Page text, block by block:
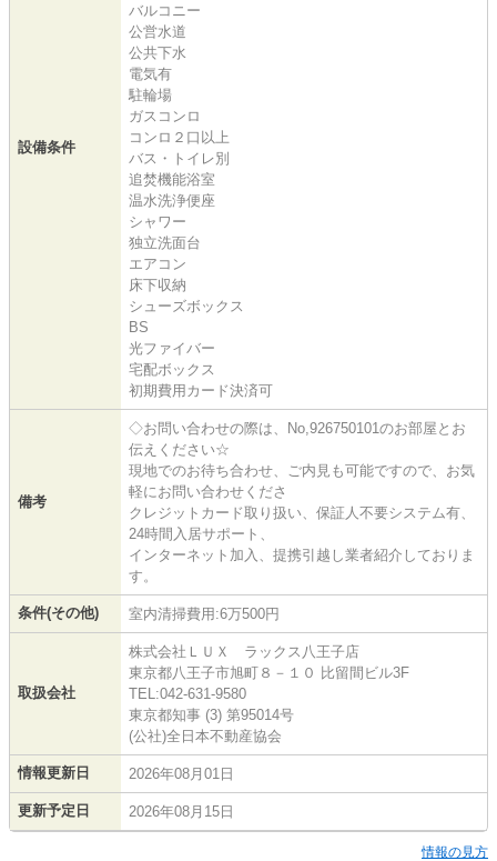
設備条件
バルコニー
公営水道
公共下水
電気有
駐輪場
ガスコンロ
コンロ２口以上
バス・トイレ別
追焚機能浴室
温水洗浄便座
シャワー
独立洗面台
エアコン
床下収納
シューズボックス
BS
光ファイバー
宅配ボックス
初期費用カード決済可
備考
◇お問い合わせの際は、No,926750101のお部屋とお
伝えください☆
現地でのお待ち合わせ、ご内見も可能ですので、お気
軽にお問い合わせくださ
クレジットカード取り扱い、保証人不要システム有、
24時間入居サポート、
インターネット加入、提携引越し業者紹介しておりま
す。
条件(その他) 室内清掃費用:6万500円
取扱会社
株式会社ＬＵＸ ラックス八王子店
東京都八王子市旭町８－１０ 比留間ビル3F
TEL:042-631-9580
東京都知事 (3) 第95014号
(公社)全日本不動産協会
情報更新日 2026年08月01日
更新予定日 2026年08月15日
情報の見方